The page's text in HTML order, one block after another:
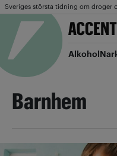
Sveriges största tidning om droger
Alkohol
Barnhem